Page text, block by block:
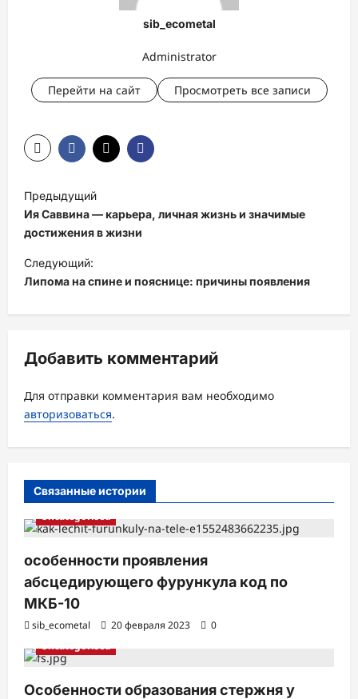
sib_ecometal
Administrator
Перейти на сайт Просмотреть все записи
а
в
и
г
а
и
з
и
с
и
Предыдущий
Ия Саввина — карьера, личная жизнь и значимые
достижения в жизни
Следующий:
Липома на спине и пояснице: причины появления
Добавить комментарий
Для отправки комментария вам необходимо
авторизоваться.
Связанные истории
Uncategorised
особенности проявления
абсцедирующего фурункула код по
МКБ-10
sib_ecometal 20 февраля 2023
0
Uncategorised
Особенности образования стержня у